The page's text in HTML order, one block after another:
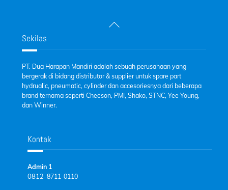
Back
To
Sekilas
PT. Dua Harapan Mandiri adalah sebuah perusahaan yang
bergerak di bidang distributor & supplier untuk spare part
hydrualic, pneumatic, cylinder dan accesoriesnya dari beberapa
brand ternama seperti Cheeson, PMI, Shako, STNC, Yee Young,
dan Winner.
Kontak
Admin 1
0812-8711-0110